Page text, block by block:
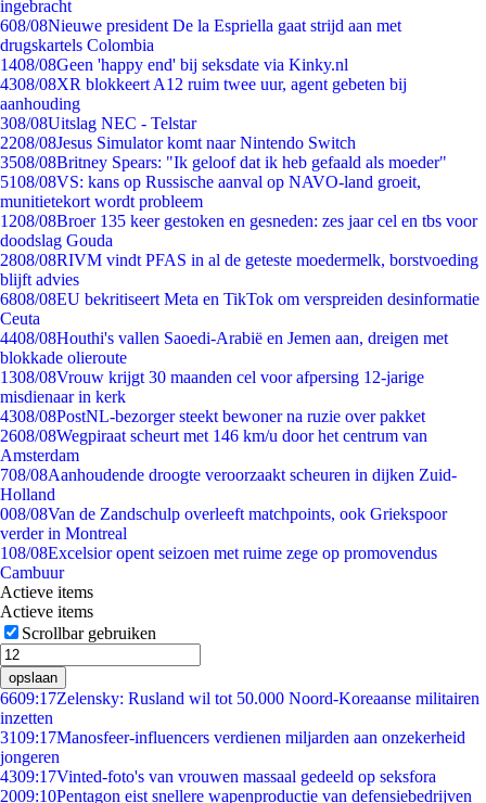
ingebracht
608/08Nieuwe president De la Espriella gaat strijd aan met
drugskartels Colombia
1408/08Geen 'happy end' bij seksdate via Kinky.nl
4308/08XR blokkeert A12 ruim twee uur, agent gebeten bij
aanhouding
308/08Uitslag NEC - Telstar
2208/08Jesus Simulator komt naar Nintendo Switch
3508/08Britney Spears: "Ik geloof dat ik heb gefaald als moeder"
5108/08VS: kans op Russische aanval op NAVO-land groeit,
munitietekort wordt probleem
1208/08Broer 135 keer gestoken en gesneden: zes jaar cel en tbs voor
doodslag Gouda
2808/08RIVM vindt PFAS in al de geteste moedermelk, borstvoeding
blijft advies
6808/08EU bekritiseert Meta en TikTok om verspreiden desinformatie
Ceuta
4408/08Houthi's vallen Saoedi-Arabië en Jemen aan, dreigen met
blokkade olieroute
1308/08Vrouw krijgt 30 maanden cel voor afpersing 12-jarige
misdienaar in kerk
4308/08PostNL-bezorger steekt bewoner na ruzie over pakket
2608/08Wegpiraat scheurt met 146 km/u door het centrum van
Amsterdam
708/08Aanhoudende droogte veroorzaakt scheuren in dijken Zuid-
Holland
008/08Van de Zandschulp overleeft matchpoints, ook Griekspoor
verder in Montreal
108/08Excelsior opent seizoen met ruime zege op promovendus
Cambuur
Actieve items
Actieve items
Scrollbar gebruiken
opslaan
6609:17Zelensky: Rusland wil tot 50.000 Noord-Koreaanse militairen
inzetten
3109:17Manosfeer-influencers verdienen miljarden aan onzekerheid
jongeren
4309:17Vinted-foto's van vrouwen massaal gedeeld op seksfora
2009:10Pentagon eist snellere wapenproductie van defensiebedrijven